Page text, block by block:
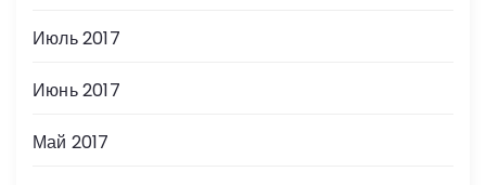
Июль 2017
Июнь 2017
Май 2017